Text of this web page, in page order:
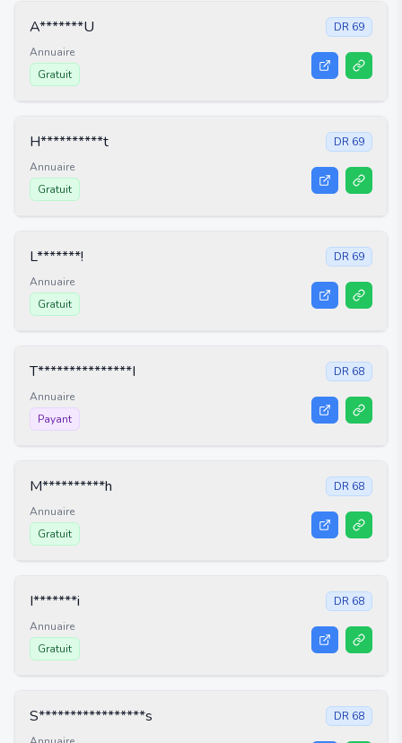
A*******U DR 69
Annuaire
Gratuit
H**********t DR 69
Annuaire
Gratuit
L*******! DR 69
Annuaire
Gratuit
T***************I DR 68
Annuaire
Payant
M**********h DR 68
Annuaire
Gratuit
I*******i DR 68
Annuaire
Gratuit
S*****************s DR 68